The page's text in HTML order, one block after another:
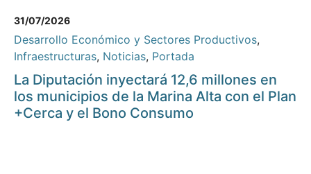
31/07/2026
Desarrollo Económico y Sectores Productivos,
Infraestructuras, Noticias, Portada
La Diputación inyectará 12,6 millones en
los municipios de la Marina Alta con el Plan
+Cerca y el Bono Consumo